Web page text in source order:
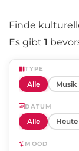
Finde
Es gibt 1
TYPE
Alle Musik
DATUM
Alle
MOOD